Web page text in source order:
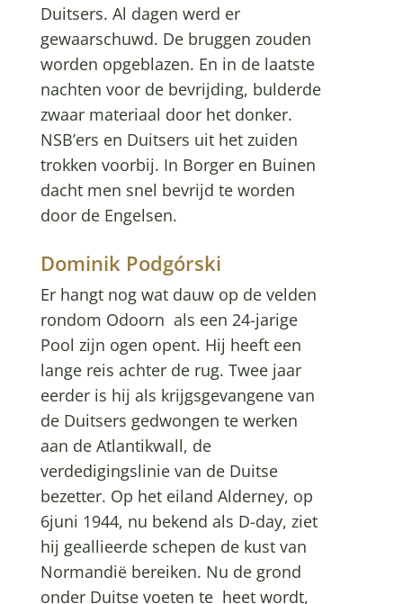
Duitsers. Al dagen werd er
gewaarschuwd. De bruggen zouden
worden opgeblazen. En in de laatste
nachten voor de bevrijding, bulderde
zwaar materiaal door het donker.
NSB’ers en Duitsers uit het zuiden
trokken voorbij. In Borger en Buinen
dacht men snel bevrijd te worden
door de Engelsen.
Dominik Podgórski
Er hangt nog wat dauw op de velden
rondom Odoorn als een 24-jarige
Pool zijn ogen opent. Hij heeft een
lange reis achter de rug. Twee jaar
eerder is hij als krijgsgevangene van
de Duitsers gedwongen te werken
aan de Atlantikwall, de
verdedigingslinie van de Duitse
bezetter. Op het eiland Alderney, op
6juni 1944, nu bekend als D-day, ziet
hij geallieerde schepen de kust van
Normandië bereiken. Nu de grond
onder Duitse voeten te heet wordt,